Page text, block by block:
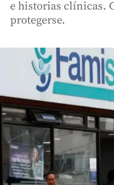
e historias clínicas.
protegerse.